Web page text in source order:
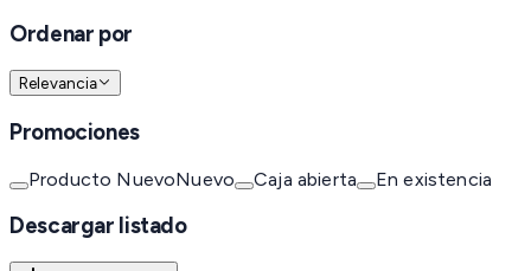
Ordenar por
Relevancia
Promociones
Producto NuevoNuevo Caja abierta En existencia
Descargar listado